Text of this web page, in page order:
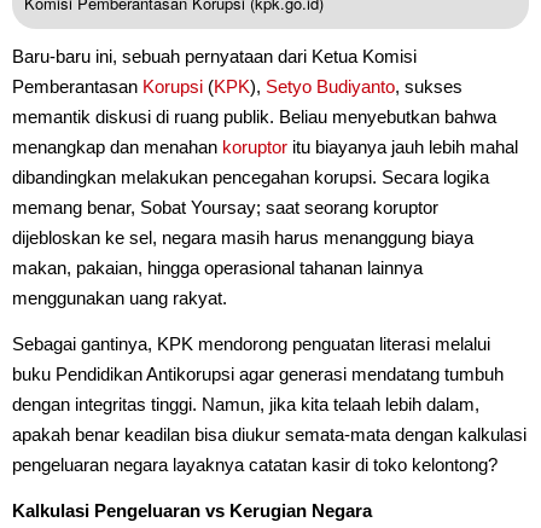
Baru-baru ini, sebuah pernyataan dari Ketua Komisi
Pemberantasan Korupsi (KPK), Setyo Budiyanto, sukses
memantik diskusi di ruang publik. Beliau menyebutkan bahwa
menangkap dan menahan koruptor itu biayanya jauh lebih mahal
dibandingkan melakukan pencegahan korupsi. Secara logika
memang benar, Sobat Yoursay; saat seorang koruptor
dijebloskan ke sel, negara masih harus menanggung biaya
makan, pakaian, hingga operasional tahanan lainnya
menggunakan uang rakyat.
Sebagai gantinya, KPK mendorong penguatan literasi melalui
buku Pendidikan Antikorupsi agar generasi mendatang tumbuh
dengan integritas tinggi. Namun, jika kita telaah lebih dalam,
apakah benar keadilan bisa diukur semata-mata dengan kalkulasi
pengeluaran negara layaknya catatan kasir di toko kelontong?
Kalkulasi Pengeluaran vs Kerugian Negara